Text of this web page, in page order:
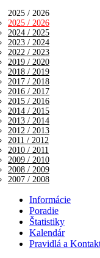
2025 / 2026
2025 / 2026
2024 / 2025
2023 / 2024
2022 / 2023
2019 / 2020
2018 / 2019
2017 / 2018
2016 / 2017
2015 / 2016
2014 / 2015
2013 / 2014
2012 / 2013
2011 / 2012
2010 / 2011
2009 / 2010
2008 / 2009
2007 / 2008
Informácie
Poradie
Štatistiky
Kalendár
Pravidlá a